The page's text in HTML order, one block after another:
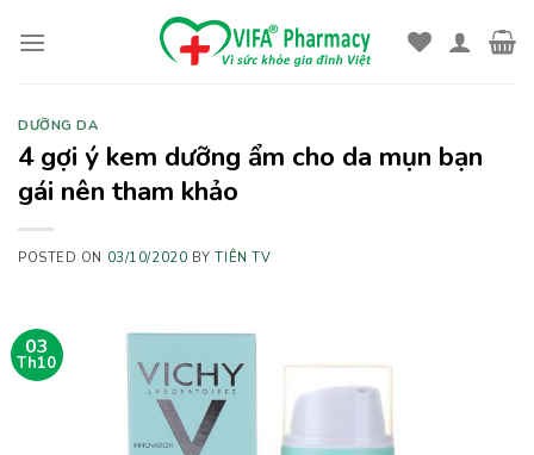
DƯỠNG DA
4 gợi ý kem dưỡng ẩm cho da mụn bạn
gái nên tham khảo
POSTED ON 03/10/2020 BYTIÊN TV
03
Th10